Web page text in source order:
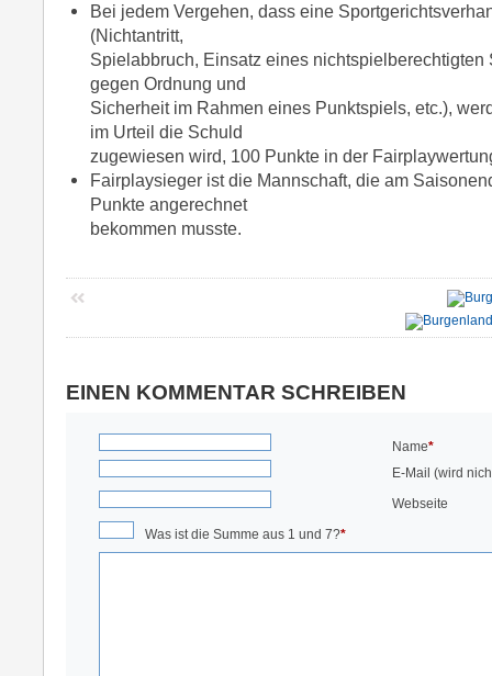
Bei jedem Vergehen, dass eine
(Nichtantritt,
Spielabbruch, Einsatz eines nichtspielberechtigten
gegen Ordnung und
Sicherheit im Rahmen eines Punktspiels, etc.),
im Urteil die Schuld
zugewiesen wird, 100 Punkte in der
Fairplaysieger ist die Mannschaft, die am
Punkte angerechnet
bekommen musste.
EINEN KOMMENTAR SCHREIBEN
Name*
E-Mail (wird
Webseite
Was ist die Summe aus 1 und 7?*